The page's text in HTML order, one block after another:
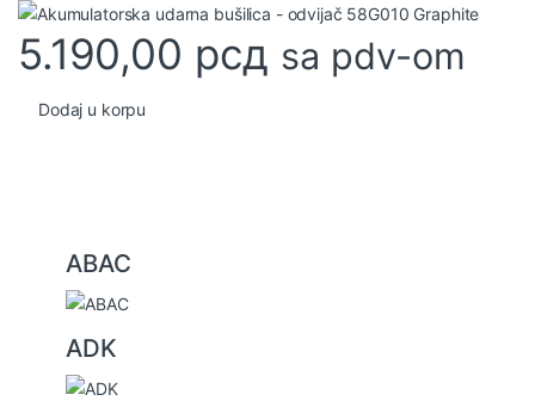
5.190,00 рсд sa pdv-om
Dodaj u korpu
ABAC
ADK